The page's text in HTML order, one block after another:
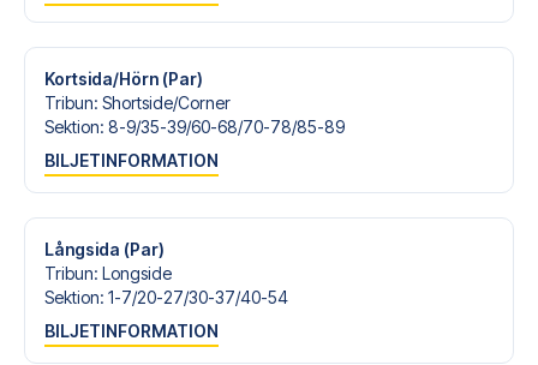
Är du redo att uppleva Dortmund på Signal Iduna Park
mot SV Elversberg? Kontakta oss idag, och låt oss hjälpa
dig att realisera din fotbollsresedröm!
Kortsida/Hörn (Par)
Tribun: Shortside/​Corner
Sektion: 8-9/​35-39/​60-68/​70-78/​85-89
BILJETINFORMATION
Långsida (Par)
Tribun: Longside
Sektion: 1-7/​20-27/​30-37/​40-54
BILJETINFORMATION